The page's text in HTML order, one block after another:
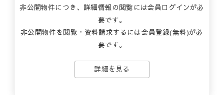
非公開物件につき、詳細情報の閲覧には会員ログインが必
要です。
非公開物件を閲覧・資料請求するには会員登録(無料)が必
要です。
詳細を見る